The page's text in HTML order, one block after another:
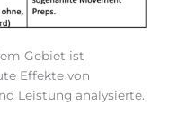
Gebiet ist
Effekte von
Leistung analysierte.